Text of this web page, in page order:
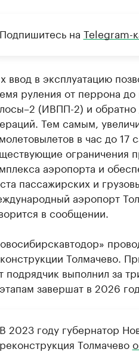
Подпишитесь на Telegram-
ввод в эксплуатацию
руления от перрона до
(ИВПП-2) и обратно
Тем самым,
в час до 17
ограничения
аэропорта и
пассажирских и
аэропорт
в сообщении.
Толмачево.
подрядчик выполнил за
завершат в 2026
В 2023 году губернатор
реконструкция Толмачево